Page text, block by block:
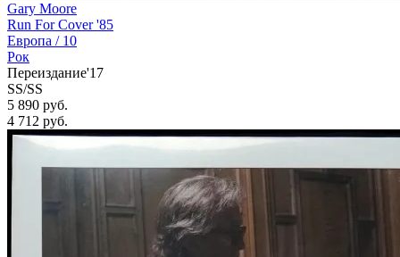
Gary Moore
Run For Cover '85
Европа / 10
Рок
Переиздание'17
SS/SS
5 890 руб.
4 712 руб.